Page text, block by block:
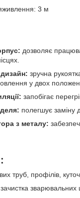
3 м
дозволяє
зручна
у двох
запобігає
полегшує заміну
з металу:
труб, профілів,
зварювальних